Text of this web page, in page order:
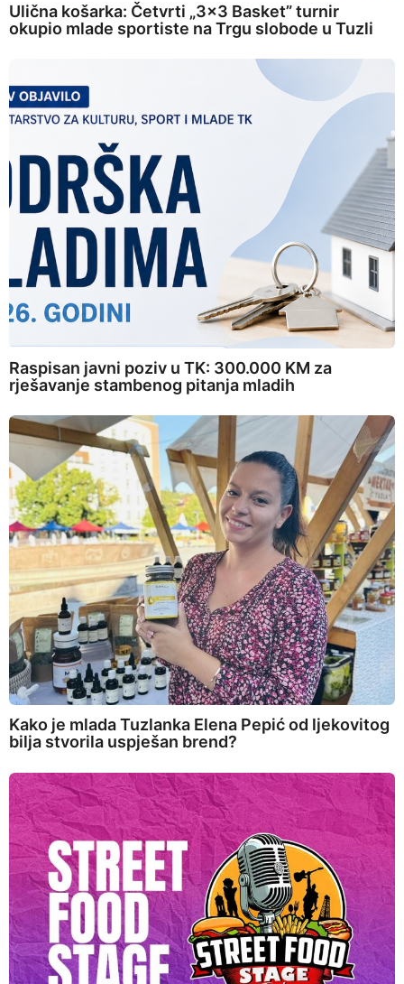
Ulična košarka: Četvrti „3×3 Basket” turnir
okupio mlade sportiste na Trgu slobode u Tuzli
Raspisan javni poziv u TK: 300.000 KM za
rješavanje stambenog pitanja mladih
Kako je mlada Tuzlanka Elena Pepić od ljekovitog
bilja stvorila uspješan brend?